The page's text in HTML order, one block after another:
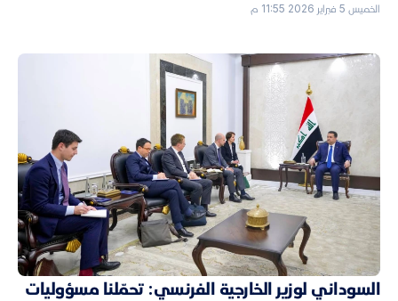
الخميس 5 فبراير 2026 11:55 م
السوداني لوزير الخارجية الفرنسي: تحمّلنا مسؤوليات